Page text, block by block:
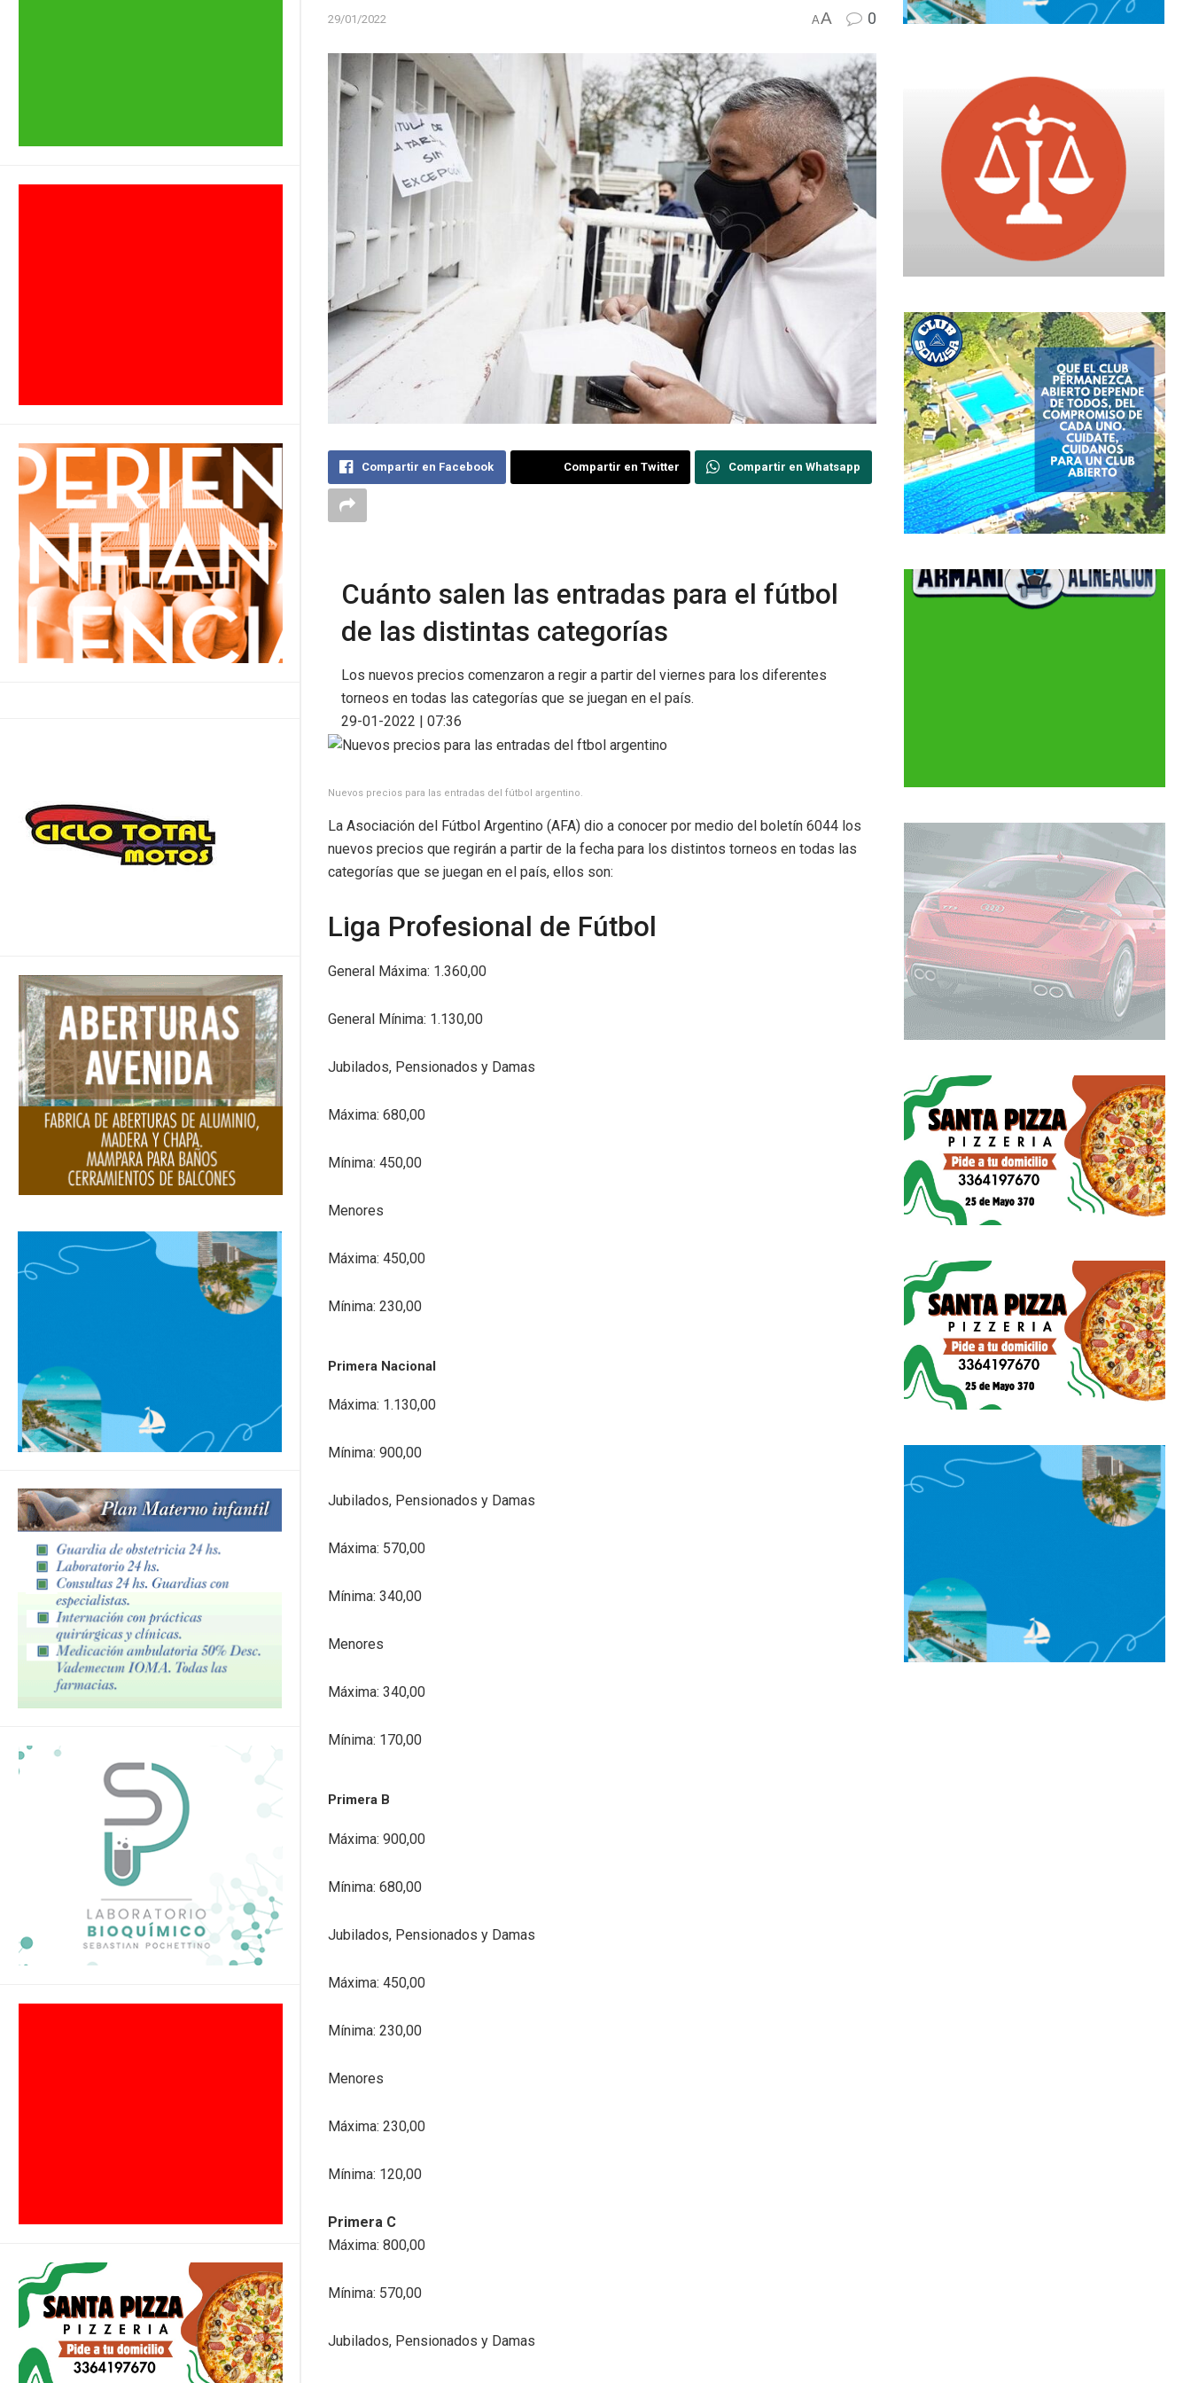
29/01/2022 AA 0
Compartir en Facebook Compartir en Twitter Compartir en Whatsapp
Cuánto salen las entradas para el fútbol
de las distintas categorías
Los nuevos precios comenzaron a regir a partir del viernes para los diferentes
torneos en todas las categorías que se juegan en el país.
29-01-2022 | 07:36
Nuevos precios para las entradas del fútbol argentino.
La Asociación del Fútbol Argentino (AFA) dio a conocer por medio del boletín 6044 los
nuevos precios que regirán a partir de la fecha para los distintos torneos en todas las
categorías que se juegan en el país, ellos son:
Liga Profesional de Fútbol
General Máxima: 1.360,00
General Mínima: 1.130,00
Jubilados, Pensionados y Damas
Máxima: 680,00
Mínima: 450,00
Menores
Máxima: 450,00
Mínima: 230,00
Primera Nacional
Máxima: 1.130,00
Mínima: 900,00
Jubilados, Pensionados y Damas
Máxima: 570,00
Mínima: 340,00
Menores
Máxima: 340,00
Mínima: 170,00
Primera B
Máxima: 900,00
Mínima: 680,00
Jubilados, Pensionados y Damas
Máxima: 450,00
Mínima: 230,00
Menores
Máxima: 230,00
Mínima: 120,00
Primera C
Máxima: 800,00
Mínima: 570,00
Jubilados, Pensionados y Damas